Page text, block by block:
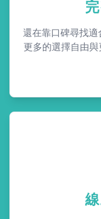
還在靠口碑尋找
更多的選擇自由